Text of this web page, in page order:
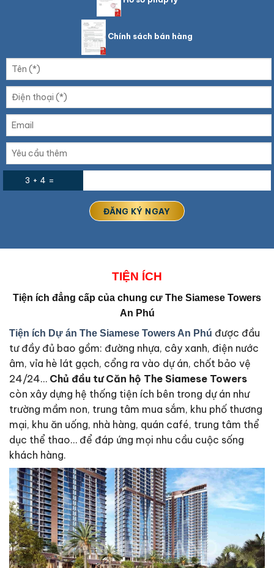
Chính sách bán hàng
3 + 4 =
TIỆN ÍCH
Tiện ích đẳng cấp của chung cư The Siamese Towers
An Phú
Tiện ích Dự án The Siamese Towers An Phú được đầu
tư đầy đủ bao gồm: đường nhựa, cây xanh, điện nước
âm, vỉa hè lát gạch, cổng ra vào dự án, chốt bảo vệ
24/24… Chủ đầu tư Căn hộ The Siamese Towers
còn xây dựng hệ thống tiện ích bên trong dự án như
trường mầm non, trung tâm mua sắm, khu phố thương
mại, khu ăn uống, nhà hàng, quán café, trung tâm thể
dục thể thao… để đáp ứng mọi nhu cầu cuộc sống
khách hàng.